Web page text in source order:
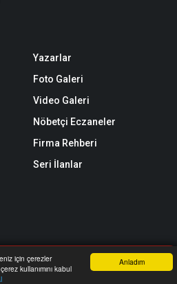
Anladım
için çerezler
kullanımını kabul
Yazarlar
Foto Galeri
Video Galeri
Nöbetçi Eczaneler
Firma Rehberi
Seri İlanlar
Künye
Haber Ara İhbar Hattı Menu